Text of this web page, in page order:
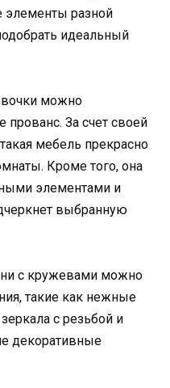
разной
идеальный
можно
прованс. За счет своей
мебель прекрасно
Кроме того, она
элементами и
выбранную
с кружевами можно
такие как нежные
с резьбой и
декоративные